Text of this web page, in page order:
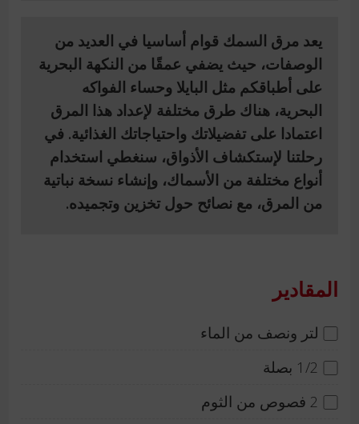
يعد مرق السمك قوام أساسيا في العديد من
الوصفات، حيث يضفي عمقًا من النكهة البحرية
على أطباقكم مثل البايلا وحساء الفواكه
البحرية، هناك طرق مختلفة لإعداد هذا المرق
اعتمادا على تفضيلاتك واحتياجاتك الغذائية. في
رحلتنا لإستكشاف الأذواق، سنغطي استخدام
أنواع مختلفة من الأسماك، وإنشاء نسخة نباتية
من المرق، مع نصائح حول تخزين وتجميده.
المقادير
لتر ونصف من الماء
1/2 بصلة
2 فصوص من الثوم